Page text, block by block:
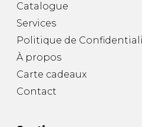
Catalogue
Services
Politique de
À propos
Carte cadeaux
Contact